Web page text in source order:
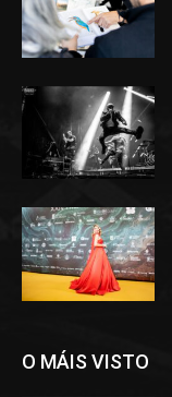
O MÁIS VISTO